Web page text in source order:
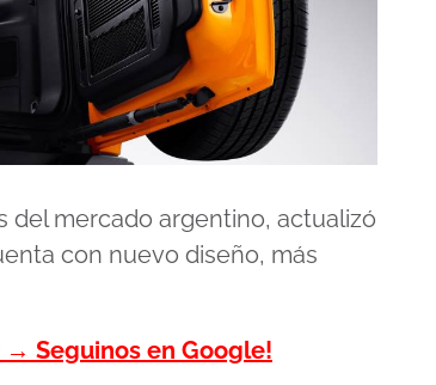
del mercado argentino, actualizó
con nuevo diseño, más
Seguinos en Google!